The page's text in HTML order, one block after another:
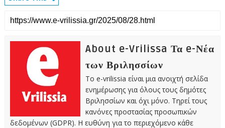
About e-Vrilissa Τα e-Νέα
των Βριλησσίων
Το e-vrilissia είναι μια ανοιχτή σελίδα
ενημέρωσης για όλους τους δημότες
Βριλησσίων και όχι μόνο. Τηρεί τους
κανόνες προστασίας προσωπικών
δεδομένων (GDPR). Η ευθύνη για το περιεχόμενο κάθε